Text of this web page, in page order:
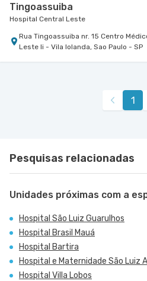
Tingoassuiba
Hospital Central Leste
Rua Tingoassuiba nr. 15 Centro
Leste Ii - Vila Iolanda, Sao Paulo - SP
1
Pesquisas relacionadas
Unidades próximas com a
Hospital São Luiz Guarulhos
Hospital Brasil Mauá
Hospital Bartira
Hospital e Maternidade São Luiz
Hospital Villa Lobos